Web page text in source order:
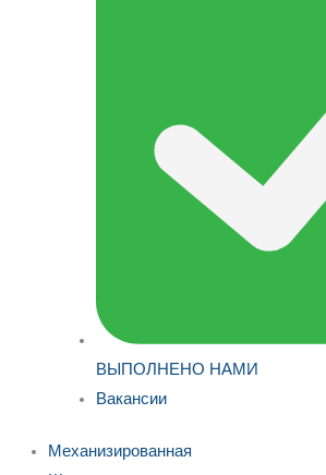
ВЫПОЛНЕНО НАМИ
Вакансии
Механизированная